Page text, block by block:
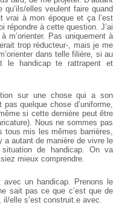
elles veulent faire quand
vrai à mon époque et ça l’est
répondre à cette question. J’ai
m’orienter. Pas uniquement à
trop réducteur-, mais je me
dans telle filière, si au
le handicap te rattrapent et
sur une chose qui a son
quelque chose d’uniforme,
si cette dernière peut être
Nous ne sommes pas
mis les mêmes barrières,
autant de manière de vivre le
de handicap. On va
mieux comprendre.
avec un handicap. Prenons le
sait pas ce que c’est que de
elle s’est construit.e avec.